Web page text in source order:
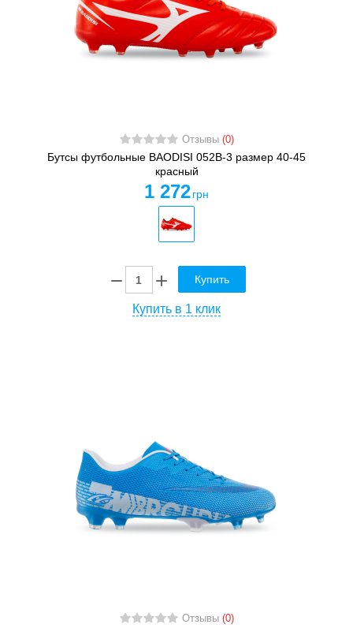
Отзывы (0)
Бутсы футбольные BAODISI 052B-3 размер 40-45
красный
1 272 грн
Купить
Купить в 1 клик
Отзывы (0)